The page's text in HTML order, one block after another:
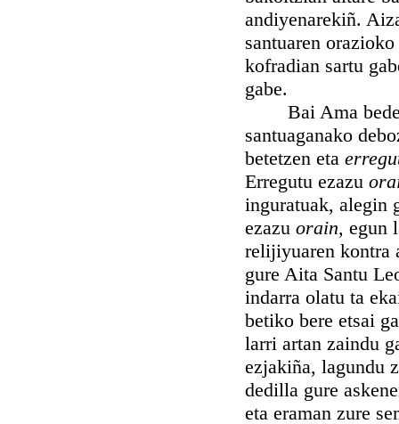
andiyenarekiñ.
santuaren
kofradian sartu
gabe.
Bai Ama
santuaganako
betetzen eta
Erregutu ezazu
inguratuak, alegin
ezazu orain, egun
relijiyuaren kontra
gure Aita Santu
indarra olatu ta
betiko bere etsai
larri artan zaindu
ezjakiña, lagundu
dedilla gure
eta eraman zure